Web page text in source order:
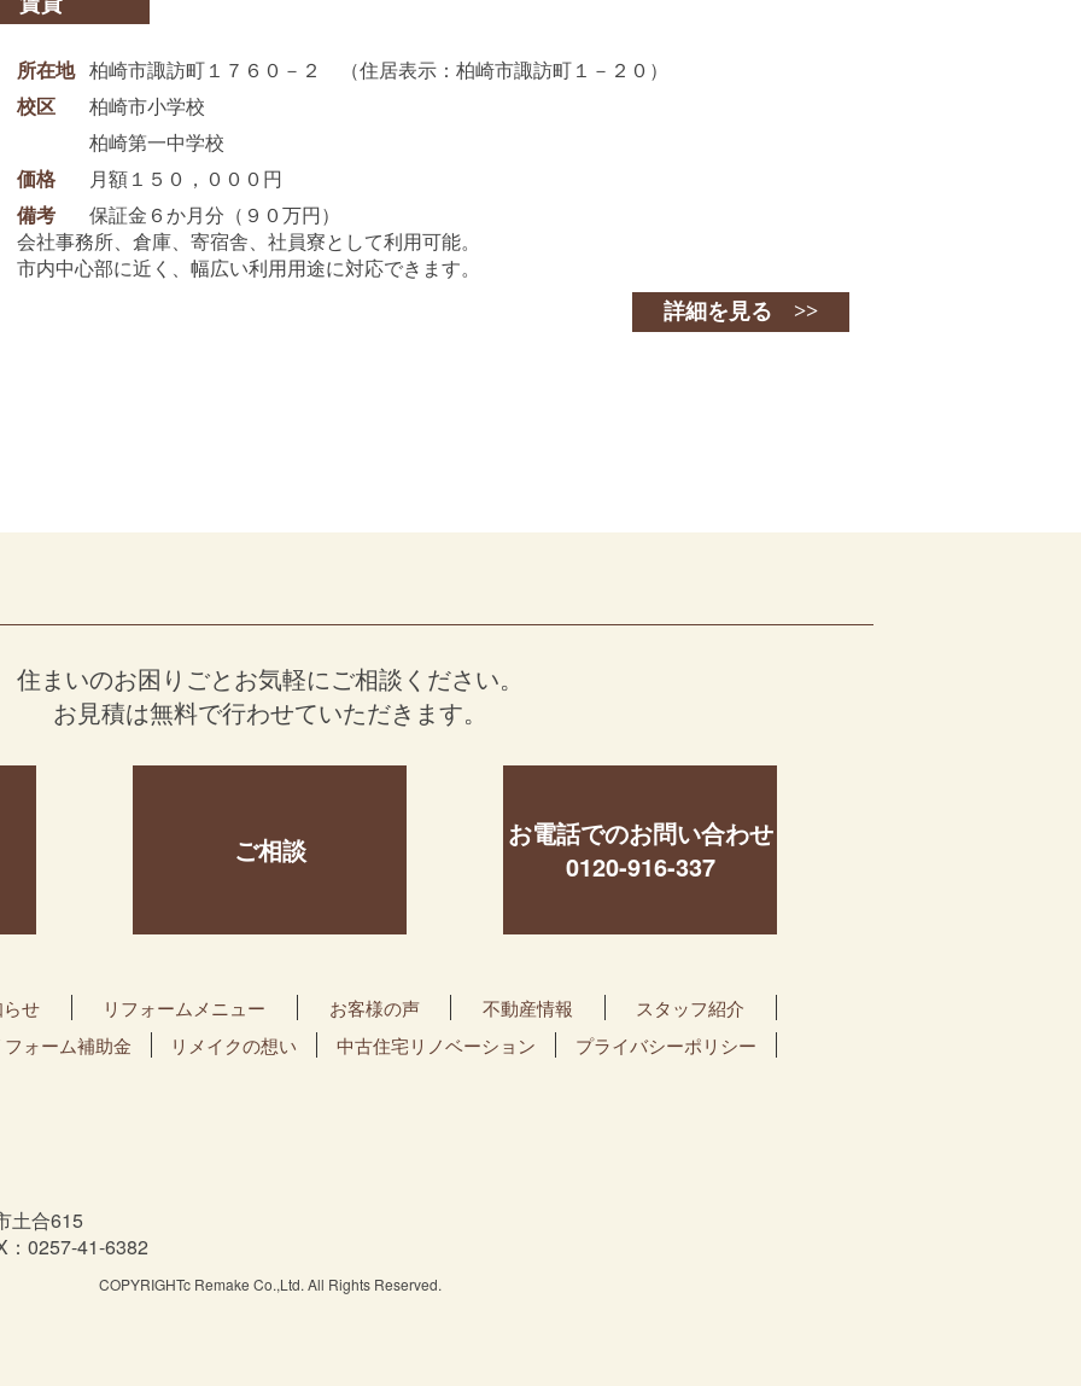
所在地
柏崎市諏訪町１７６０－２ （住居表示：柏崎市諏訪町１－２０）
校区
柏崎市小学校
柏崎第一中学校
価格
月額１５０，０００円
備考
保証金６か月分（９０万円）
会社事務所、倉庫、寄宿舎、社員寮として利用可能。
市内中心部に近く、幅広い利用用途に対応できます。
詳細を見る >>
住まいのお困りごとお気軽にご相談ください。
お見積は無料で行わせていただきます。
ご相談
お電話でのお問い合わせ
0120-916-337
せ リフォームメニュー お客様の声 不動産情報
スタッフ紹介
ォーム補助金
リメイクの想い 中古住宅リノベーション プライバシーポリシー
土合615
0257-41-6382
COPYRIGHTc Remake Co.,Ltd. All Rights Reserved.